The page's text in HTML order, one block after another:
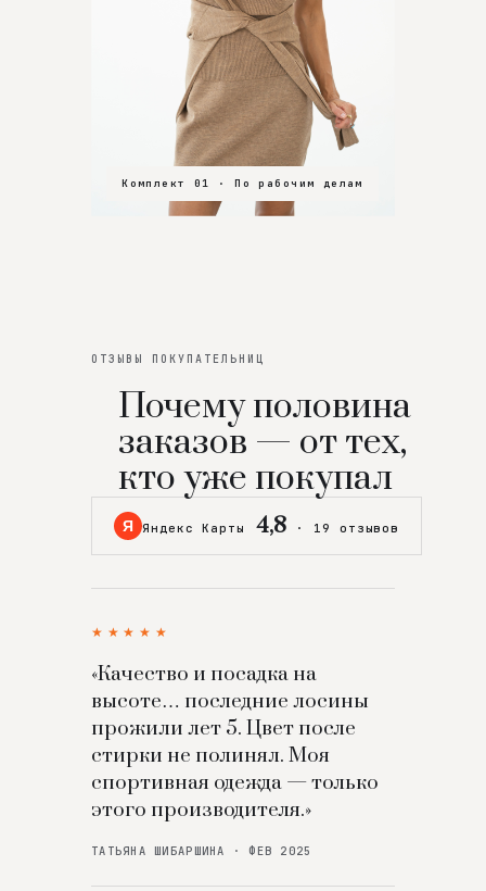
Комплект 01 · По рабочим делам
Комплект 02 · В зал
Комплект 03 · На особенный вечер
ОТЗЫВЫ ПОКУПАТЕЛЬНИЦ
Почему половина
заказов — от тех,
кто уже покупал
Я Яндекс Карты 4,8 · 19 отзывов
★★★★★
«Качество и посадка на
высоте… последние лосины
прожили лет 5. Цвет после
стирки не полинял. Моя
спортивная одежда — только
этого производителя.»
ТАТЬЯНА ШИБАРШИНА · ФЕВ 2025